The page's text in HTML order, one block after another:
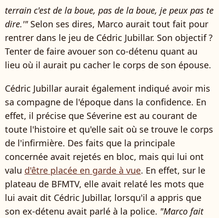
terrain c'est de la boue, pas de la boue, je peux pas te
dire.'"Selon ses dires, Marco aurait tout fait pour
rentrer dans le jeu de Cédric Jubillar. Son objectif ?
Tenter de faire avouer son co-détenu quant au
lieu où il aurait pu cacher le corps de son épouse.
Cédric Jubillar aurait également indiqué avoir mis
sa compagne de l'époque dans la confidence. En
effet, il précise que Séverine est au courant de
toute l'histoire et qu'elle sait où se trouve le corps
de l'infirmière. Des faits que la principale
concernée avait rejetés en bloc, mais qui lui ont
valu d'être placée en garde à vue. En effet, sur le
plateau de BFMTV, elle avait relaté les mots que
lui avait dit Cédric Jubillar, lorsqu'il a appris que
son ex-détenu avait parlé à la police. "Marco fait